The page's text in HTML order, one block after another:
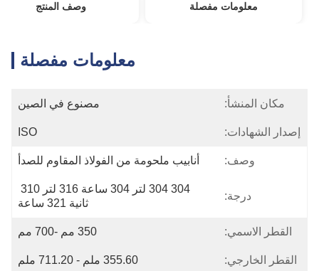
معلومات مفصلة وصف المنتج
معلومات مفصلة
مكان المنشأ: مصنوع في الصين
إصدار الشهادات: ISO
وصف: أنابيب ملحومة من الفولاذ المقاوم للصدأ
درجة:
304 304 لتر 304 ساعة 316 لتر 310
ثانية 321 ساعة
القطر الاسمي: 350 مم -700 مم
القطر الخارجي: 355.60 ملم - 711.20 ملم